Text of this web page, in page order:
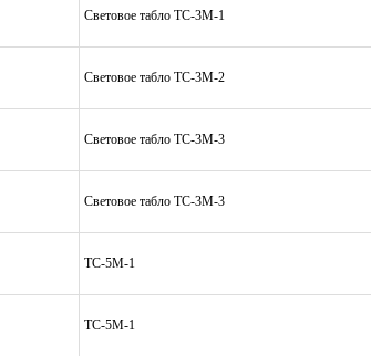
Световое табло ТС-3М-1
Световое табло ТС-3М-2
Световое табло ТС-3М-3
Световое табло ТС-3М-3
ТС-5М-1
ТС-5М-1